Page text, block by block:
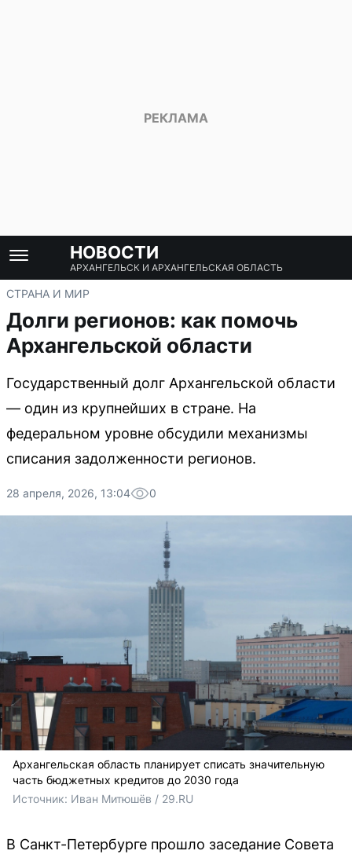
НОВОСТИ
АРХАНГЕЛЬСК И АРХАНГЕЛЬСКАЯ ОБЛАСТЬ
СТРАНА И МИР
Долги регионов: как помочь
Архангельской области
Государственный долг Архангельской области
— один из крупнейших в стране. На
федеральном уровне обсудили механизмы
списания задолженности регионов.
28 апреля, 2026, 13:04 0
Архангельская область планирует списать значительную
часть бюджетных кредитов до 2030 года
Источник: Иван Митюшёв / 29.RU
В Санкт-Петербурге прошло заседание Совета